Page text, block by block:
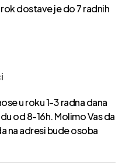
dostave je do 7 radnih
u roku 1-3 radna dana
od 8-16h. Molimo Vas da
na adresi bude osoba